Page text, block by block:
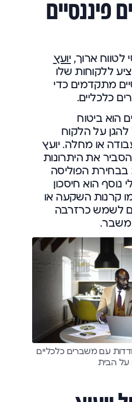
פיננסיים
לטווח ארוך, יועץ
ללקוחות שלו
מתקדמים כדי
כלכליים.
הוא ביטוח
על הלקוח
או מחלה. יועץ
את היתרונות
בבחירת הפוליסה
נוסף הוא חיסכון
קרנות השקעה או
לשמש כרזרבה
עם משברים כלכליים
על הבית